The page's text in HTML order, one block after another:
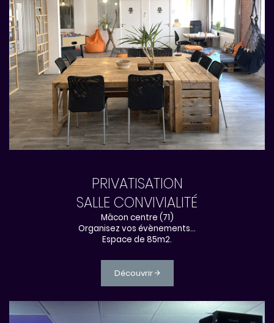
PRIVATISATION
SALLE CONVIVIALITÉ
Mâcon centre (71)
Organisez vos évènements...
Espace de 85m2.
Découvrir